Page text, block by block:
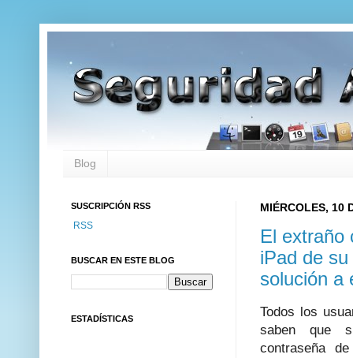
Blog
MIÉRCOLES, 10
El extraño
iPad de
solución a
Todos los
saben que
contraseña
SUSCRIPCIÓN RSS
RSS
BUSCAR EN ESTE BLOG
ESTADÍSTICAS